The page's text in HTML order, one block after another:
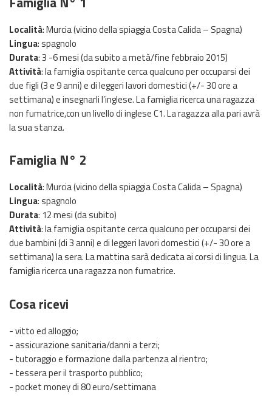
Località: Murcia (vicino della spiaggia Costa Calida – Spagna)
Lingua: spagnolo
Durata: 3 -6 mesi (da subito a metà/fine febbraio 2015)
Attività: la famiglia ospitante cerca qualcuno per occuparsi dei
due figli (3 e 9 anni) e di leggeri lavori domestici (+/- 30 ore a
settimana) e insegnarli l’inglese. La famiglia ricerca una ragazza
non fumatrice,con un livello di inglese C1. La ragazza alla pari avrà
la sua stanza.
Famiglia N° 2
Località: Murcia (vicino della spiaggia Costa Calida – Spagna)
Lingua: spagnolo
Durata: 12 mesi (da subito)
Attività: la famiglia ospitante cerca qualcuno per occuparsi dei
due bambini (di 3 anni) e di leggeri lavori domestici (+/- 30 ore a
settimana) la sera. La mattina sarà dedicata ai corsi di lingua. La
famiglia ricerca una ragazza non fumatrice.
Cosa ricevi
- vitto ed alloggio;
- assicurazione sanitaria/danni a terzi;
- tutoraggio e formazione dalla partenza al rientro;
- tessera per il trasporto pubblico;
- pocket money di 80 euro/settimana